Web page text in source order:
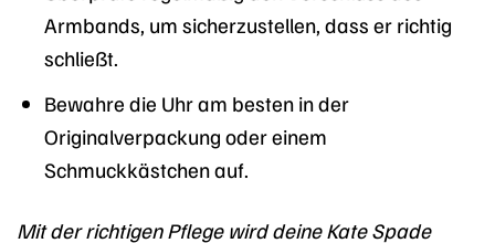
Armbands, um sicherzustellen, dass er richtig
schließt.
Bewahre die Uhr am besten in der
Originalverpackung oder einem
Schmuckkästchen auf.
Mit der richtigen Pflege wird deine Kate Spade